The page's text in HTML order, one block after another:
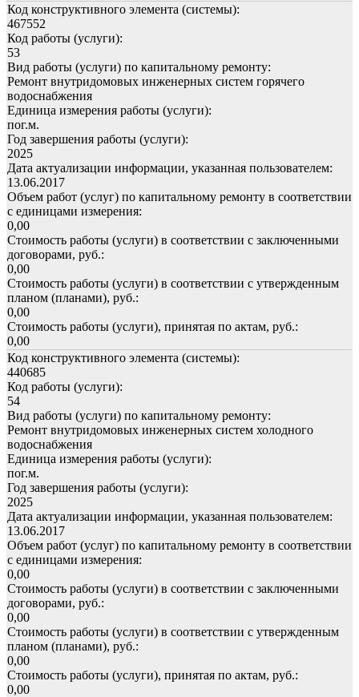
Код конструктивного элемента (системы):
467552
Код работы (услуги):
53
Вид работы (услуги) по капитальному ремонту:
Ремонт внутридомовых инженерных систем горячего
водоснабжения
Единица измерения работы (услуги):
пог.м.
Год завершения работы (услуги):
2025
Дата актуализации информации, указанная пользователем:
13.06.2017
Объем работ (услуг) по капитальному ремонту в соответствии
с единицами измерения:
0,00
Стоимость работы (услуги) в соответствии с заключенными
договорами, руб.:
0,00
Стоимость работы (услуги) в соответствии с утвержденным
планом (планами), руб.:
0,00
Стоимость работы (услуги), принятая по актам, руб.:
0,00
Код конструктивного элемента (системы):
440685
Код работы (услуги):
54
Вид работы (услуги) по капитальному ремонту:
Ремонт внутридомовых инженерных систем холодного
водоснабжения
Единица измерения работы (услуги):
пог.м.
Год завершения работы (услуги):
2025
Дата актуализации информации, указанная пользователем:
13.06.2017
Объем работ (услуг) по капитальному ремонту в соответствии
с единицами измерения:
0,00
Стоимость работы (услуги) в соответствии с заключенными
договорами, руб.:
0,00
Стоимость работы (услуги) в соответствии с утвержденным
планом (планами), руб.:
0,00
Стоимость работы (услуги), принятая по актам, руб.:
0,00